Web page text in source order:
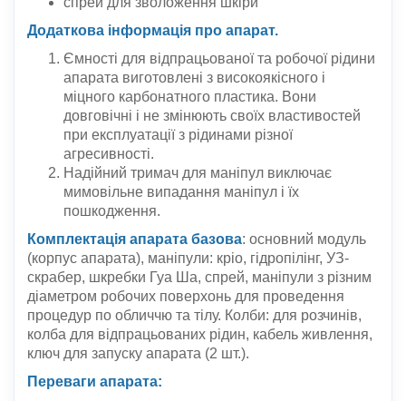
Додаткова інформація про апарат.
Ємності для відпрацьованої та робочої рідини
апарата виготовлені з високоякісного і
міцного карбонатного пластика. Вони
довговічні і не змінюють своїх властивостей
при експлуатації з рідинами різної
агресивності.
Надійний тримач для маніпул виключає
мимовільне випадання маніпул і їх
пошкодження.
Комплектація апарата базова: основний модуль
(корпус апарата), маніпули: кріо, гідропілінг, УЗ-
скрабер, шкребки Гуа Ша, спрей, маніпули з різним
діаметром робочих поверхонь для проведення
процедур по обличчю та тілу. Колби: для розчинів,
колба для відпрацьованих рідин, кабель живлення,
ключ для запуску апарата (2 шт.).
Переваги апарата: